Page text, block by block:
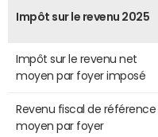
Impôt sur le revenu 2025
Impôt sur le revenu net
moyen par foyer imposé
Revenu fiscal de référence
moyen par foyer